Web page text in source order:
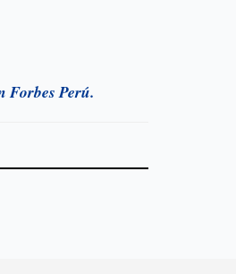
Forbes Perú.